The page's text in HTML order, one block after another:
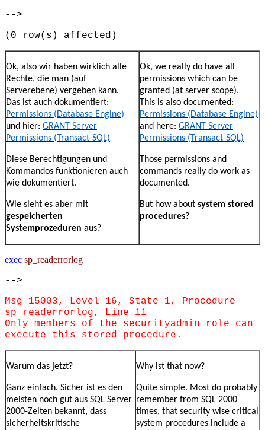
-->
(0 row(s) affected)
Ok, also wir haben wirklich alle
Rechte, die man (auf
Serverebene) vergeben kann.
Das ist auch dokumentiert:
Permissions (Database Engine)
und hier: GRANT Server
Permissions (Transact-SQL)
Diese Berechtigungen und
Kommandos funktionieren auch
wie dokumentiert.
Wie sieht es aber mit
gespeicherten
Systemprozeduren aus?
Ok, we really do have all
permissions which can be
granted (at server scope).
This is also documented:
Permissions (Database Engine)
and here: GRANT Server
Permissions (Transact-SQL)
Those permissions and
commands really do work as
documented.
But how about system stored
procedures?
exec sp_readerrorlog
-->
Msg 15003, Level 16, State 1, Procedure
sp_readerrorlog, Line 11
Only members of the securityadmin role can
execute this stored procedure.
Warum das jetzt?
Ganz einfach. Sicher ist es den
meisten noch gut aus SQL Server
2000-Zeiten bekannt, dass
sicherheitskritische
Why ist that now?
Quite simple. Most do probably
remember from SQL 2000
times, that security wise critical
system procedures include a